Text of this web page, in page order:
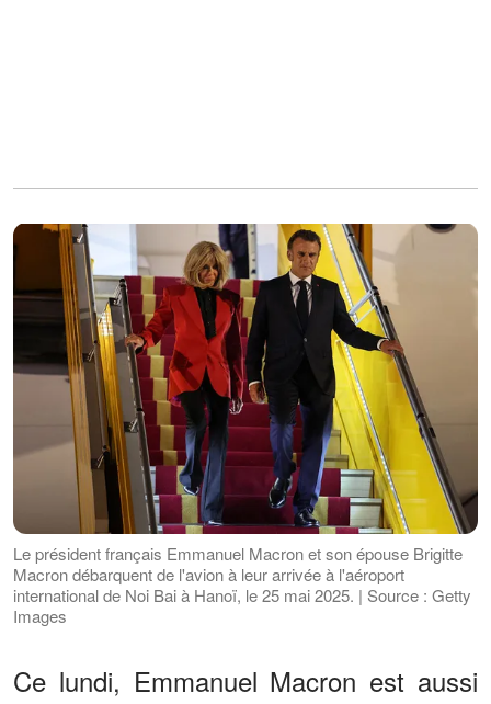
Le président français Emmanuel Macron et son épouse Brigitte
Macron débarquent de l'avion à leur arrivée à l'aéroport
international de Noi Bai à Hanoï, le 25 mai 2025. | Source : Getty
Images
Ce lundi, Emmanuel Macron est aussi